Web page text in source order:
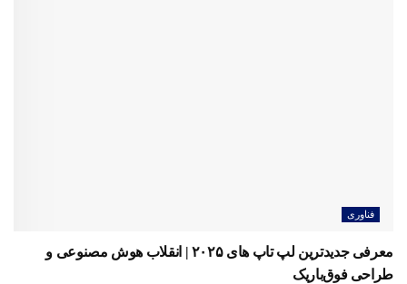
فناوری
معرفی جدیدترین لپ تاپ‌ های ۲۰۲۵ | انقلاب هوش مصنوعی و
طراحی فوق‌باریک